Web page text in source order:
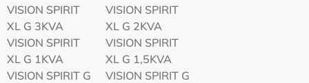
VISION SPIRIT
XL G 3KVA
VISION SPIRIT
XL G 2KVA
VISION SPIRIT
XL G 1KVA
VISION SPIRIT
XL G 1,5KVA
VISION SPIRIT G
VISION SPIRIT G